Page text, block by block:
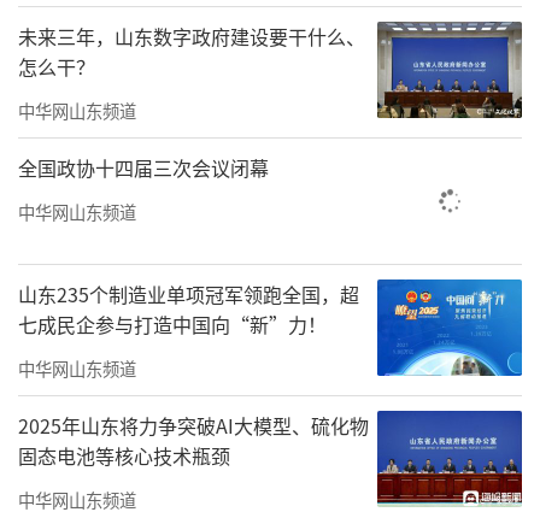
画、棱镜、霓虹花园、王宝与正午阳光、宋宇
宁、陈硕子、钢心、对角巷、黑屋14组乐队、
音乐人轮番炸场，多元音乐风格，用最纯粹的
热爱迎接属于新青年的夏天!
未来三年，山东数字政府建设要干什么、
怎么干？
中华网山东频道
全国政协十四届三次会议闭幕
中华网山东频道
山东235个制造业单项冠军领跑全国，超
七成民企参与打造中国向“新”力！
中华网山东频道
2025年山东将力争突破AI大模型、硫化物
固态电池等核心技术瓶颈
中华网山东频道